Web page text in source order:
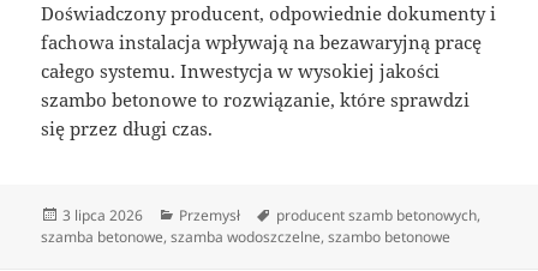
Doświadczony producent, odpowiednie dokumenty i
fachowa instalacja wpływają na bezawaryjną pracę
całego systemu. Inwestycja w wysokiej jakości
szambo betonowe to rozwiązanie, które sprawdzi
się przez długi czas.
Data
publikacji
3 lipca 2026 Kategorie
Przemysł Tagi
producent szamb betonowych,
szamba betonowe,szamba wodoszczelne,szambo betonowe